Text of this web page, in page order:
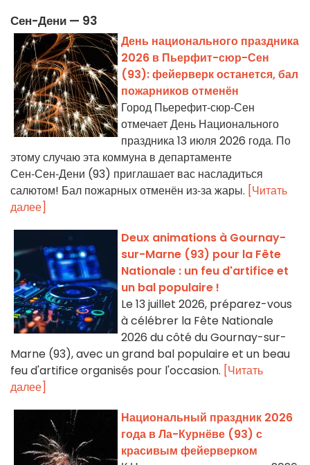
Сен-Дени — 93
День национального праздника
2026 в Пьерфит-сюр-Сен
(93): фейерверк останется, бал
пожарников отменён
Город Пьерефит‑сюр‑Сен
отмечает День Национального
праздника 13 июля 2026 года. По
этому случаю эта коммуна в департаменте
Сен‑Сен‑Дени (93) приглашает вас насладиться
салютом! Бал пожарных отменён из‑за жары. [Читать
далее]
Deux animations à Gournay-
sur-Marne (93) pour la Fête
Nationale : un feu d'artifice et
un bal populaire !
Le 13 juillet 2026, préparez-vous
à célébrer la Fête Nationale
2026 du côté du Gournay-sur-
Marne (93), avec un grand bal populaire et un beau
feu d'artifice organisés pour l'occasion. [Читать
далее]
Национальный праздник 2026
года в Ла-Курнёве (93) с
красивым фейерверком